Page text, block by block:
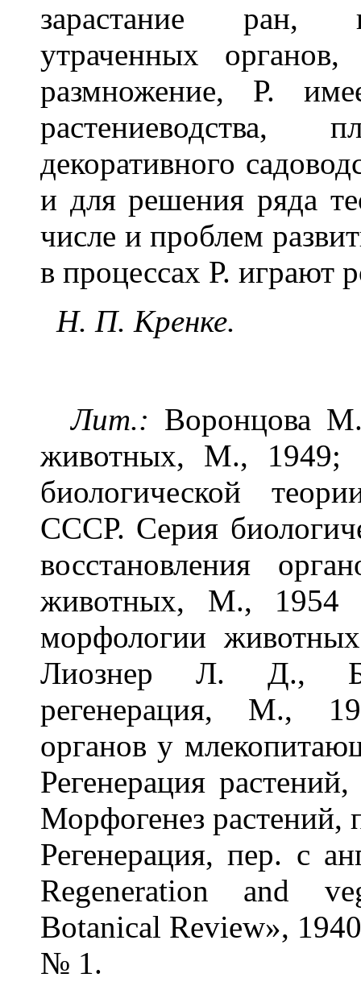
зарастание ран,
утраченных
размножение, Р.
растениеводства,
декоративного
и для решения ряда
числе и проблем
в процессах Р. играют
Н. П. Кренке.
Лит.: Воронцова
животных, М., 1949;
биологической
СССР. Серия
восстановления
животных, М., 1954
морфологии
Лиознер Л. Д.,
регенерация, М.,
органов у
Регенерация
Морфогенез
Регенерация, пер. с
Regeneration and
Botanical Review»,
№ 1.